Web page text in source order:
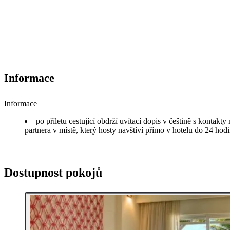
Informace
Informace
po příletu cestující obdrží uvítací dopis v češtině s kontakty
partnera v místě, který hosty navštíví přímo v hotelu do 24
Dostupnost pokojů